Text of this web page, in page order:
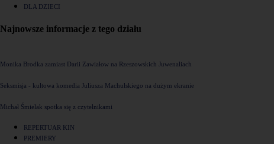
DLA DZIECI
Najnowsze informacje z tego działu
Monika Brodka zamiast Darii Zawiałow na Rzeszowskich Juwenaliach
Seksmisja - kultowa komedia Juliusza Machulskiego na dużym ekranie
Michał Śmielak spotka się z czytelnikami
REPERTUAR KIN
PREMIERY